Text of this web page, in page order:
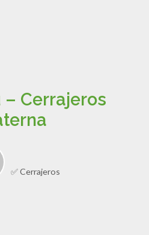
– Cerrajeros
✅ Cerrajeros